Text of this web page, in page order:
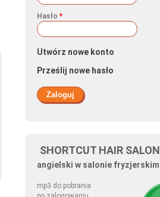
Hasło *
Utwórz nowe konto
Prześlij nowe hasło
SHORTCUT HAIR SALON
angielski w salonie fryzjerskim
mp3 do pobrania